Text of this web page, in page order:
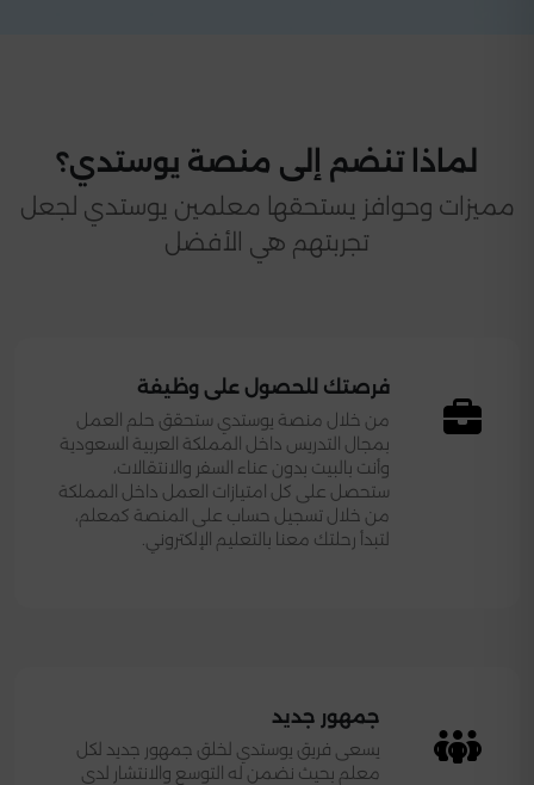
لماذا تنضم إلى منصة يوستدي؟
مميزات وحوافز يستحقها معلمين يوستدي لجعل
تجربتهم هي الأفضل
فرصتك للحصول على وظيفة
من خلال منصة يوستدي ستحقق حلم العمل
بمجال التدريس داخل المملكة العربية السعودية
وأنت بالبيت بدون عناء السفر والانتقالات،
ستحصل على كل امتيازات العمل داخل المملكة
من خلال تسجيل حساب على المنصة كمعلم،
لتبدأ رحلتك معنا بالتعليم الإلكتروني.
جمهور جديد
يسعى فريق يوستدي لخلق جمهور جديد لكل
معلم بحيث نضمن له التوسع والانتشار لدى